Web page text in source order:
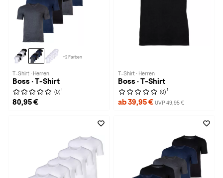
+2 Farben
T-Shirt · Herren
Boss · T-Shirt
(0) 1
80,95 €
T-Shirt · Herren
Boss · T-Shirt
(0) 1
ab 39,95 € UVP 49,95 €